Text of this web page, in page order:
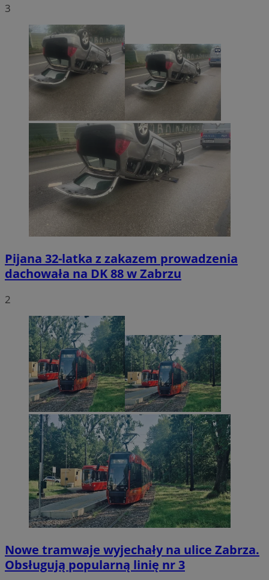
3
Pijana 32-latka z zakazem prowadzenia
dachowała na DK 88 w Zabrzu
2
Nowe tramwaje wyjechały na ulice Zabrza.
Obsługują popularną linię nr 3